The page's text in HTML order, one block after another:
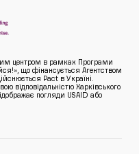
центром в рамках Програми
що фінансується Агентством
Pact в Україні.
відповідальністю Харківського
погляди USAID або